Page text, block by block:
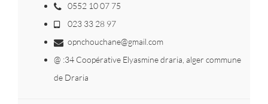
0552 10 07 75
023 33 28 97
opnchouchane@gmail.com
@ :34 Coopérative Elyasmine draria, alger commune
de Draria